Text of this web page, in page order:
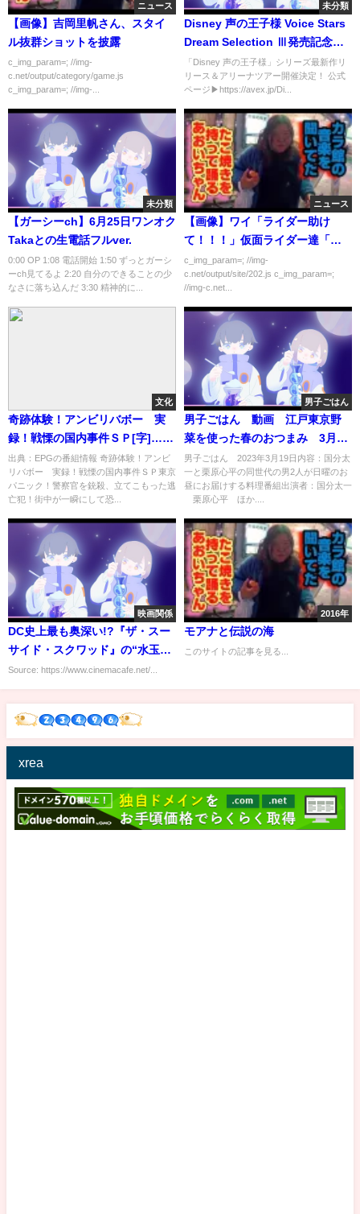
ニュース
【画像】吉岡里帆さん、スタイ
ル抜群ショットを披露
c_img_param=; //img-
c.net/output/category/game.js
c_img_param=; //img-...
未分類
Disney 声の王子様 Voice Stars
Dream Selection Ⅲ発売記念／
スペシャルメッセージ #8 仲田博
喜｜最新作CD発売中！
「Disney 声の王子様」シリーズ最新作リ
リース＆アリーナツアー開催決定！ 公式
ページ▶https://avex.jp/Di...
未分類
【ガーシーch】6月25日ワンオク
Takaとの生電話フルver.
0:00 OP 1:08 電話開始 1:50 ずっとガーシ
ーch見てるよ 2:20 自分のできることの少
なさに落ち込んだ 3:30 精神的に...
ニュース
【画像】ワイ「ライダー助け
て！！！」仮面ライダー達「大
丈夫か！ワイくん！！」ｿﾞﾛｿﾞﾛ
c_img_param=; //img-
c.net/output/site/202.js c_img_param=;
//img-c.net...
文化
奇跡体験！アンビリバボー 実
録！戦慄の国内事件ＳＰ[字]…の
番組内容解析まとめ
出典：EPGの番組情報 奇跡体験！アンビ
リバボー 実録！戦慄の国内事件ＳＰ東京
パニック！警察官を銃殺、立てこもった逃
亡犯！街中が一瞬にして恐...
男子ごはん
男子ごはん 動画 江戸東京野
菜を使った春のおつまみ 3月19
日
男子ごはん 2023年3月19日内容：国分太
一と栗原心平の同世代の男2人が日曜のお
昼にお届けする料理番組出演者：国分太一
栗原心平 ほか....
映画関係
DC史上最も奥深い!?『ザ・スー
サイド・スクワッド』の“水玉キ
ャラ”ポルカドットマンに迫る
Source: https://www.cinemacafe.net/...
2016年
モアナと伝説の海
このサイトの記事を見る...
xrea